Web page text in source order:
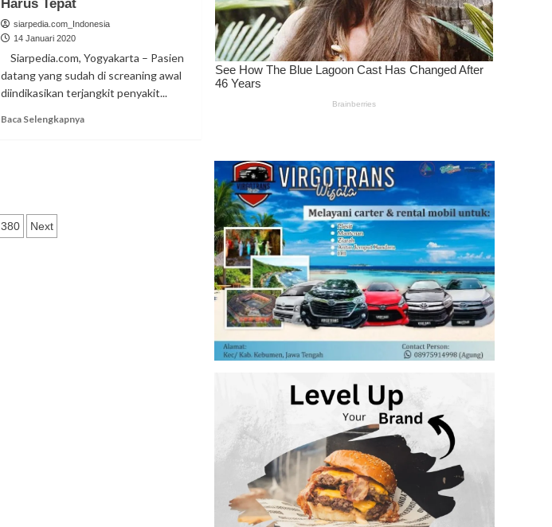
Danarto
di
UGM
Harus Tepat
siarpedia.com_Indonesia
14 Januari 2020
Siarpedia.com, Yogyakarta – Pasien
datang yang sudah di screaning awal
diindikasikan terjangkit penyakit...
Baca SelengkapnyaRead
380 Next